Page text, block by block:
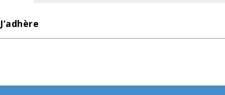
J’adhère